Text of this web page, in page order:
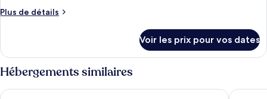
chambre :
Plus de détails
Plus
le
type
de
chambre
Voir les prix pour vos dates
Hébergements similaires
The Ann Hanoi Hotel & Spa SQ